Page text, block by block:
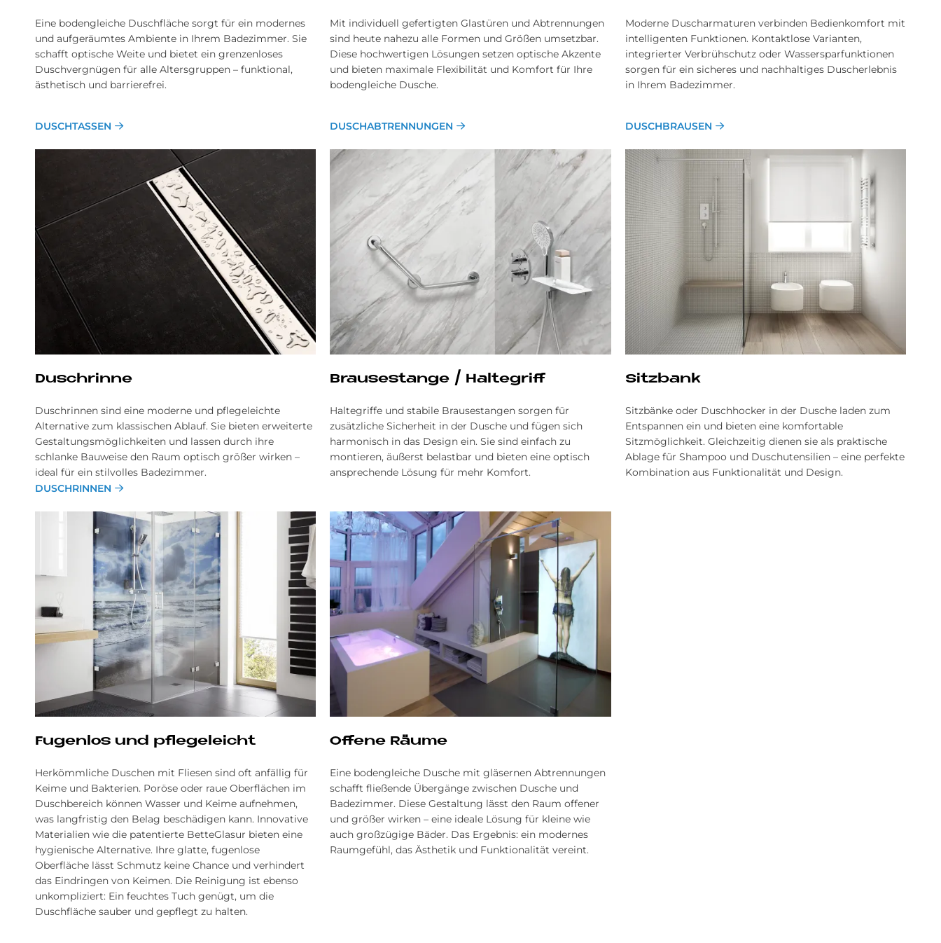
Eine bodengleiche Duschfläche sorgt für ein modernes
und aufgeräumtes Ambiente in Ihrem Badezimmer. Sie
schafft optische Weite und bietet ein grenzenloses
Duschvergnügen für alle Altersgruppen – funktional,
ästhetisch und barrierefrei.
DUSCHTASSEN
Mit individuell gefertigten Glastüren und Abtrennungen
sind heute nahezu alle Formen und Größen umsetzbar.
Diese hochwertigen Lösungen setzen optische Akzente
und bieten maximale Flexibilität und Komfort für Ihre
bodengleiche Dusche.
DUSCHABTRENNUNGEN
Moderne Duscharmaturen verbinden Bedienkomfort mit
intelligenten Funktionen. Kontaktlose Varianten,
integrierter Verbrühschutz oder Wassersparfunktionen
sorgen für ein sicheres und nachhaltiges Duscherlebnis
in Ihrem Badezimmer.
DUSCHBRAUSEN
Dusch­rin­ne
Duschrinnen sind eine moderne und pflegeleichte
Alternative zum klassischen Ablauf. Sie bieten erweiterte
Gestaltungsmöglichkeiten und lassen durch ihre
schlanke Bauweise den Raum optisch größer wirken –
ideal für ein stilvolles Badezimmer.
DUSCHRINNEN
Brau­se­stan­ge / Hal­te­griff
Haltegriffe und stabile Brausestangen sorgen für
zusätzliche Sicherheit in der Dusche und fügen sich
harmonisch in das Design ein. Sie sind einfach zu
montieren, äußerst belastbar und bieten eine optisch
ansprechende Lösung für mehr Komfort.
Sitz­bank
Sitzbänke oder Duschhocker in der Dusche laden zum
Entspannen ein und bieten eine komfortable
Sitzmöglichkeit. Gleichzeitig dienen sie als praktische
Ablage für Shampoo und Duschutensilien – eine perfekte
Kombination aus Funktionalität und Design.
Fu­gen­los und pfle­ge­leicht
Herkömmliche Duschen mit Fliesen sind oft anfällig für
Keime und Bakterien. Poröse oder raue Oberflächen im
Duschbereich können Wasser und Keime aufnehmen,
was langfristig den Belag beschädigen kann. Innovative
Materialien wie die patentierte BetteGlasur bieten eine
hygienische Alternative. Ihre glatte, fugenlose
Oberfläche lässt Schmutz keine Chance und verhindert
das Eindringen von Keimen. Die Reinigung ist ebenso
unkompliziert: Ein feuchtes Tuch genügt, um die
Duschfläche sauber und gepflegt zu halten.
Of­fe­ne Räu­me
Eine bodengleiche Dusche mit gläsernen Abtrennungen
schafft fließende Übergänge zwischen Dusche und
Badezimmer. Diese Gestaltung lässt den Raum offener
und größer wirken – eine ideale Lösung für kleine wie
auch großzügige Bäder. Das Ergebnis: ein modernes
Raumgefühl, das Ästhetik und Funktionalität vereint.